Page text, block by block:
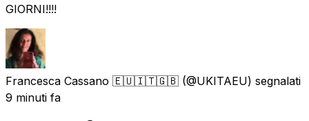
GIORNI!!!!
Francesca Cassano 🇪🇺🇮🇹🇬🇧 (@UKITAEU) segnalati
9 minuti fa